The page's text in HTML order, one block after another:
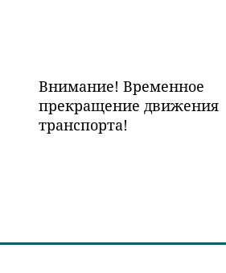
Внимание! Временное
прекращение движения
транспорта!